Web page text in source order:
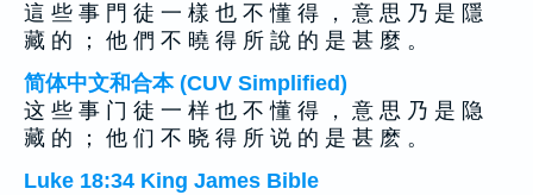
這 些 事 門 徒 一 樣 也 不 懂 得 ， 意 思 乃 是 隱
藏 的 ； 他 們 不 曉 得 所 說 的 是 甚 麼 。
简体中文和合本 (CUV Simplified)
这 些 事 门 徒 一 样 也 不 懂 得 ， 意 思 乃 是 隐
藏 的 ； 他 们 不 晓 得 所 说 的 是 甚 麽 。
Luke 18:34 King James Bible